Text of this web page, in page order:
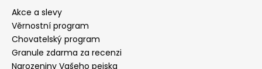
Akce a slevy
Věrnostní program
Chovatelský program
Granule zdarma za recenzi
Narozeniny Vašeho pejska